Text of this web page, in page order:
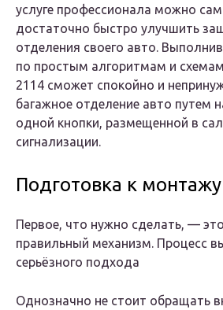
услуге профессионала можно
достаточно быстро улучшить
отделения своего авто.
по простым алгоритмам и
2114 сможет спокойно и
багажное отделение авто путем
одной кнопки, размещенной в
сигнализации.
Подготовка к монтажу
Первое, что нужно сделать, —
правильный механизм. Процесс
серьёзного подхода
Однозначно не стоит обращать